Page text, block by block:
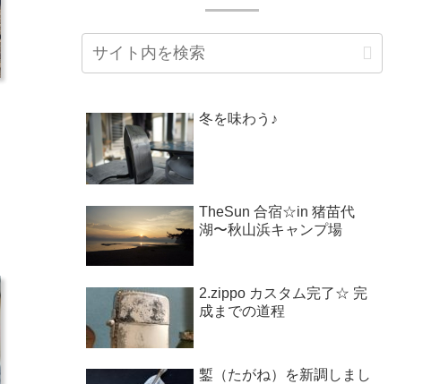
冬を味わう♪
TheSun 合宿☆in 猪苗代
湖〜秋山浜キャンプ場
2.zippo カスタム完了☆ 完
成までの道程
鏨（たがね）を新調しまし